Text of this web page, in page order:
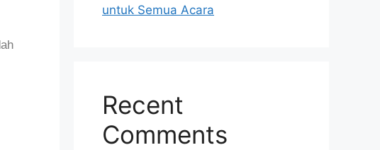
untuk Semua Acara
Recent
Comments